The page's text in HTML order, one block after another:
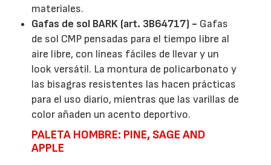
materiales.
Gafas de sol BARK (art. 3B64717) - Gafas
de sol CMP pensadas para el tiempo libre al
aire libre, con líneas fáciles de llevar y un
look versátil. La montura de policarbonato y
las bisagras resistentes las hacen prácticas
para el uso diario, mientras que las varillas de
color añaden un acento deportivo.
PALETA HOMBRE: PINE, SAGE AND
APPLE